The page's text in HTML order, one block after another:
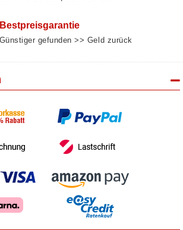
Bestpreisgarantie
Günstiger gefunden >> Geld zurück